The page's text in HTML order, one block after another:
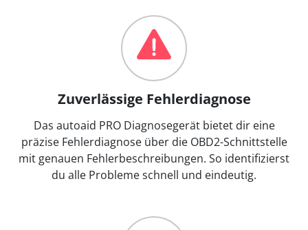
Zuverlässige Fehlerdiagnose
Das autoaid PRO Diagnosegerät bietet dir eine
präzise Fehlerdiagnose über die OBD2-Schnittstelle
mit genauen Fehlerbeschreibungen. So identifizierst
du alle Probleme schnell und eindeutig.